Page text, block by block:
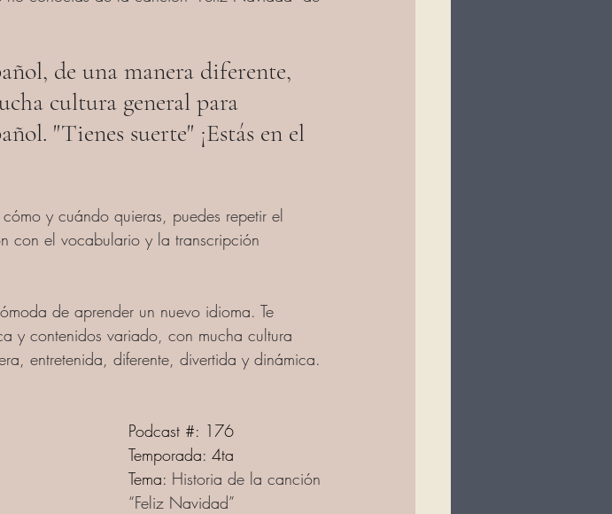
de una manera diferente,
cultura general para
"Tienes suerte" ¡Estás en el
y cuándo quieras, puedes repetir el
con el vocabulario y la transcripción
de aprender un nuevo idioma. Te
y contenidos variado, con mucha cultura
entretenida, diferente, divertida y dinámica.
Podcast #: 176
Temporada: 4ta
Tema: Historia de la canción
“Feliz Navidad”